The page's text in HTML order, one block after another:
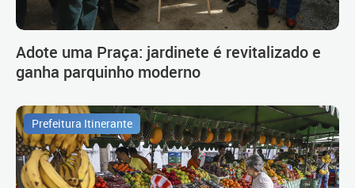
Adote uma Praça: jardinete é revitalizado e
ganha parquinho moderno
Prefeitura Itinerante